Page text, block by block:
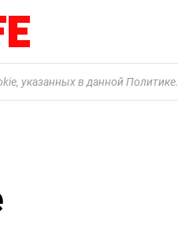
указанных в данной Политике.